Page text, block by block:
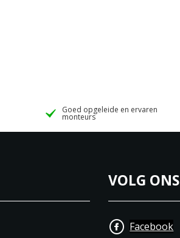
Goed opgeleide en ervaren
monteurs
VOLG ONS
Facebook